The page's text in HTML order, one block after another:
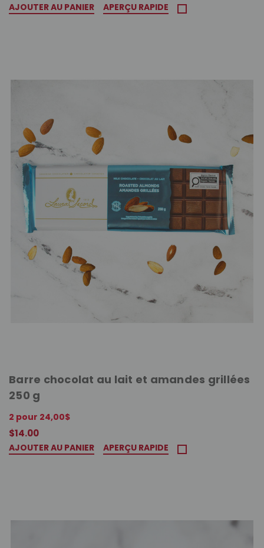
AJOUTER AU PANIER APERÇU RAPIDE
Barre chocolat au lait et amandes grillées
250 g
2 pour 24,00$
$14.00
AJOUTER AU PANIER APERÇU RAPIDE